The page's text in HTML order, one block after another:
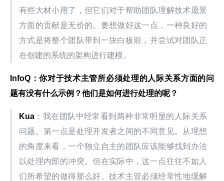
有些大材小用了，但它们对于帮助团队理解技术愿景
方面的贡献是无价的。要想做好这一点，一种良好的
方式是将整个团队带到一块白板前，并尝试对团队正
在创建的系统的架构进行建模。
InfoQ ：你对于技术主管所必须处理的人际关系方面的问
题有没有什么示例？他们是如何进行处理的呢？
Kua ：我在团队中经常看到两种非常明显的人际关系
问题。第一点是处理开发者之间的不同意见。从理想
的角度来看，一个独立自主的团队应该能够找到办法
以处理内部的冲突。但在实际中，这一点往往不如人
们所希望的做得那么好。技术主管必须经常性地缓解